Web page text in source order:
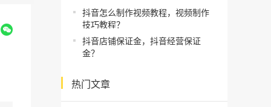
抖音怎么制作视频教程，视频制作
技巧教程？
抖音店铺保证金，抖音经营保证
金？
热门文章